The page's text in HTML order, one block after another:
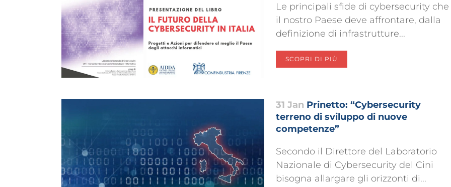
Le principali sfide di cybersecurity che
il nostro Paese deve affrontare, dalla
definizione di infrastrutture...
SCOPRI DI PIÙ
31 Jan Prinetto: “Cybersecurity
terreno di sviluppo di nuove
competenze”
Secondo il Direttore del Laboratorio
Nazionale di Cybersecurity del Cini
bisogna allargare gli orizzonti di...